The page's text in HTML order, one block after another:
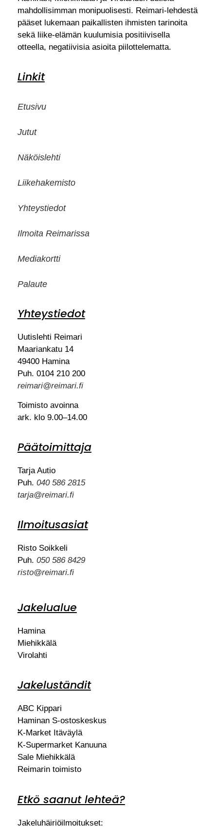
mahdollisimman monipuolisesti. Reimari-lehdestä
pääset lukemaan paikallisten ihmisten tarinoita
sekä liike-elämän kuulumisia positiivisella
otteella, negatiivisia asioita piilottelematta.
Linkit
Etusivu
Jutut
Näköislehti
Liikehakemisto
Yhteystiedot
Ilmoita Reimarissa
Mediakortti
Palaute
Yhteystiedot
Uutislehti Reimari
Maariankatu 14
49400 Hamina
Puh. 0104 210 200
reimari@reimari.fi
Toimisto avoinna
ark. klo 9.00–14.00
Päätoimittaja
Tarja Autio
Puh. 040 586 2815
tarja@reimari.fi
Ilmoitusasiat
Risto Soikkeli
Puh. 050 586 8429
risto@reimari.fi
Jakelualue
Hamina
Miehikkälä
Virolahti
Jakeluständit
ABC Kippari
Haminan S-ostoskeskus
K-Market Itäväylä
K-Supermarket Kanuuna
Sale Miehikkälä
Reimarin toimisto
Etkö saanut lehteä?
Jakeluhäiriöilmoitukset: